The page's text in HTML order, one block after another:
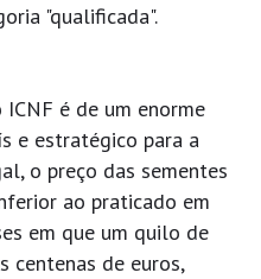
"qualificada".
é de um enorme
e estratégico para a
o preço das sementes
ao praticado em
em que um quilo de
centenas de euros,